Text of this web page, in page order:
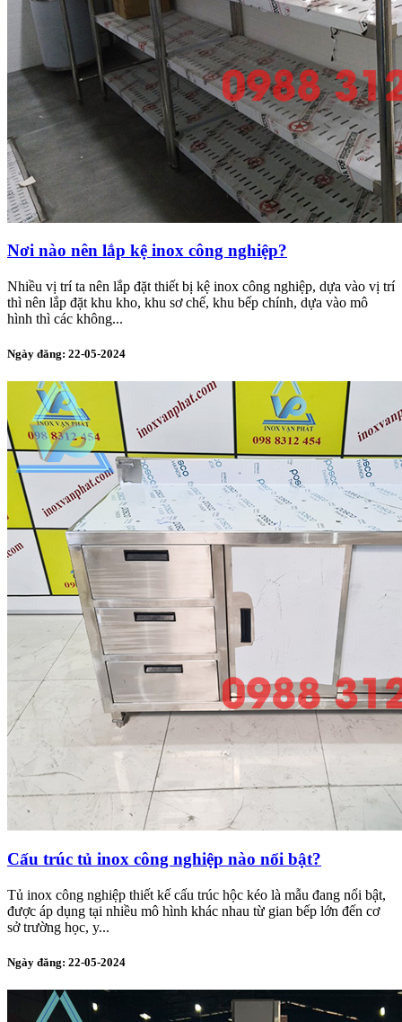
Nơi nào nên lắp kệ inox công nghiệp?
Nhiều vị trí ta nên lắp đặt thiết bị kệ inox công nghiệp, dựa vào vị trí
thì nên lắp đặt khu kho, khu sơ chế, khu bếp chính, dựa vào mô
hình thì các không...
Ngày đăng: 22-05-2024
Cấu trúc tủ inox công nghiệp nào nổi bật?
Tủ inox công nghiệp thiết kế cấu trúc hộc kéo là mẫu đang nổi bật,
được áp dụng tại nhiều mô hình khác nhau từ gian bếp lớn đến cơ
sở trường học, y...
Ngày đăng: 22-05-2024